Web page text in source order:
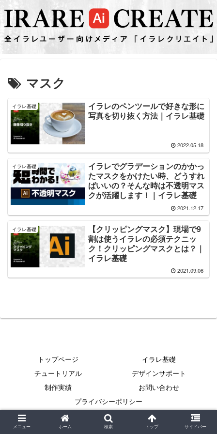
マスク
イラレ基礎
イラレのペンツールで好きな形に
写真を切り抜く方法｜イラレ基礎
2022.05.18
イラレ基礎
イラレでグラデーションのかかっ
たマスクをかけたい時、どうすれ
ばいいの？そんな時は不透明マス
クが活躍します！｜イラレ基礎
2021.12.17
イラレ基礎
【クリッピングマスク】現場で9
割は使うイラレの必須テクニッ
ク！クリッピングマスクとは？｜
イラレ基礎
2021.09.06
トップページ
イラレ基礎
チュートリアル
デザインサポート
制作実績
お問い合わせ
プライバシーポリシー
Copyright © 2021 イラレクリエイト All Rights Reserved.
メニュー ホーム 検索 トップ サイドバー